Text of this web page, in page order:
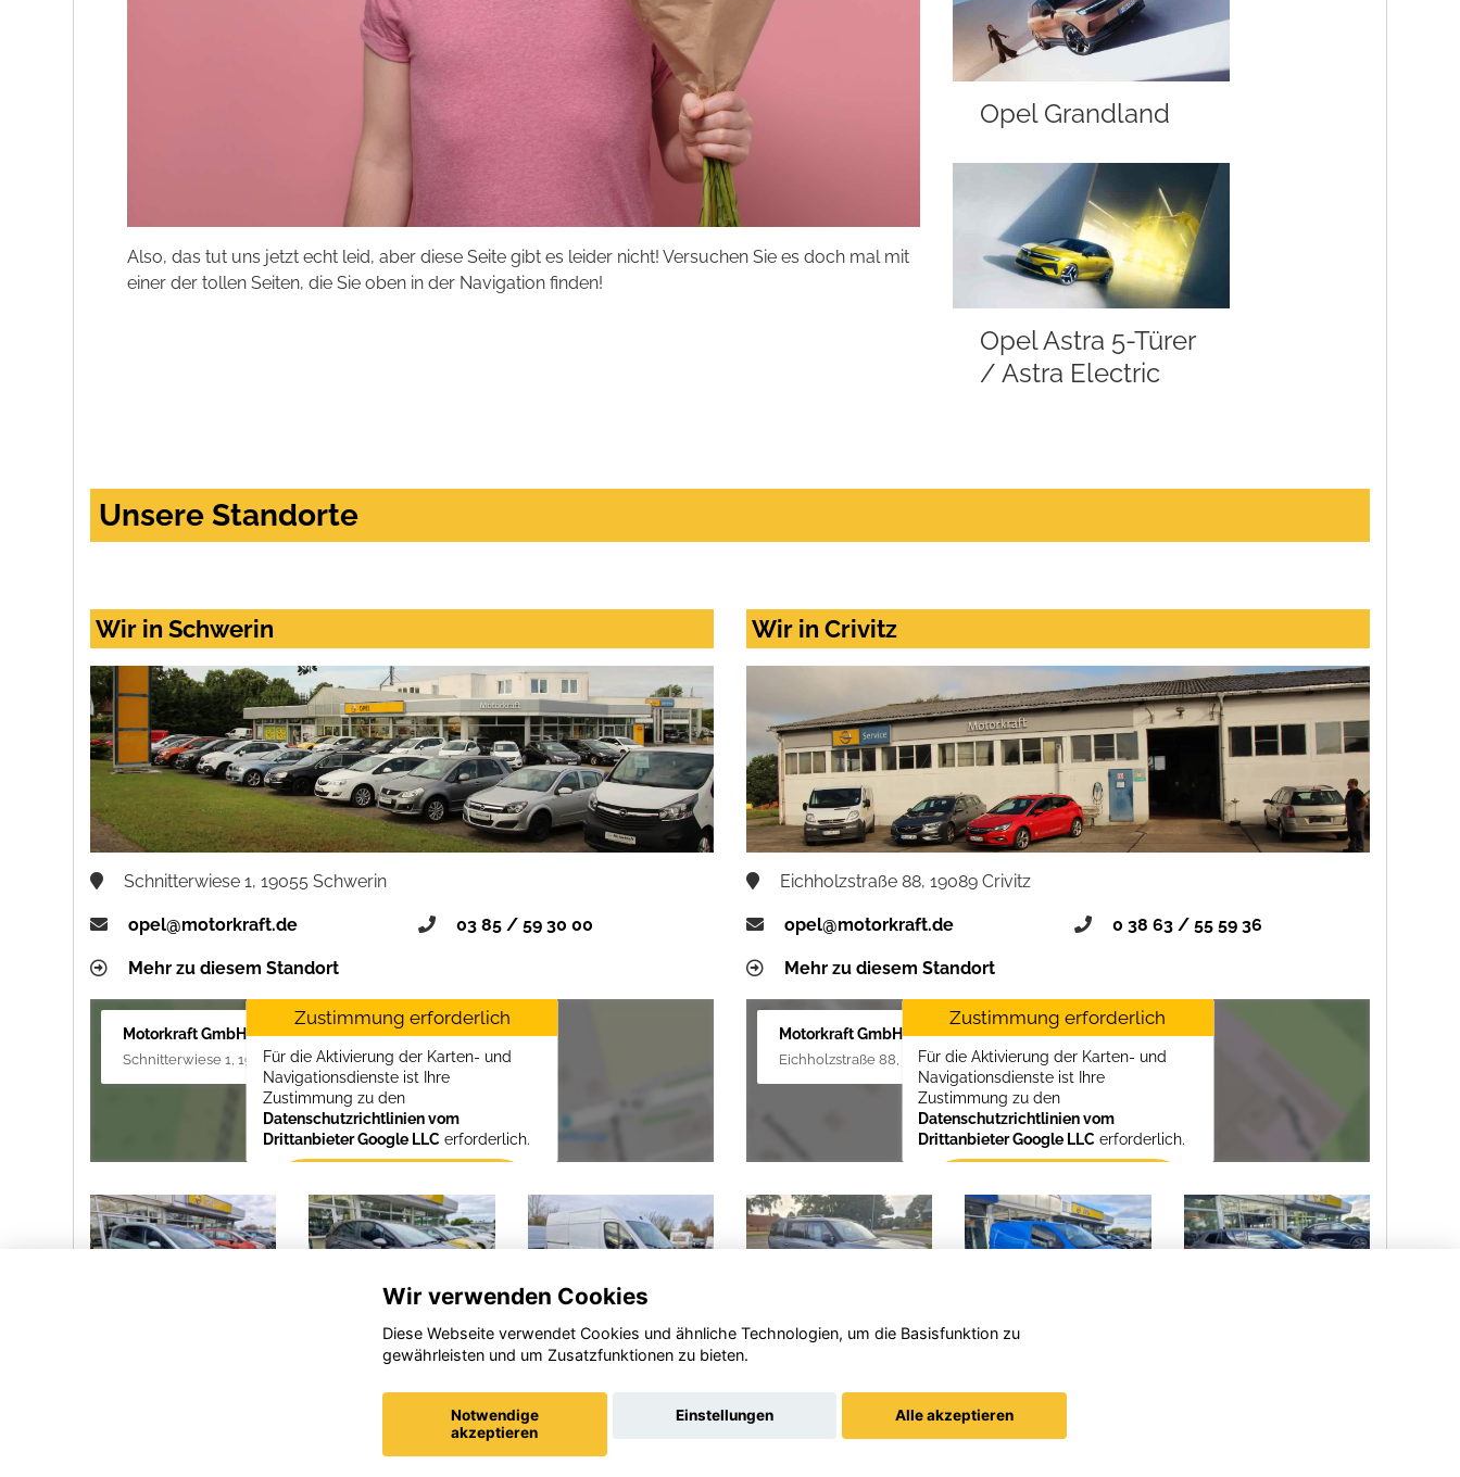
Also, das tut uns jetzt echt leid, aber diese Seite gibt es leider nicht! Versuchen Sie es doch mal mit
einer der tollen Seiten, die Sie oben in der Navigation finden!
Opel Grandland
Opel Astra 5-Türer
/ Astra Electric
Unsere Standorte
Wir in Schwerin
Schnitterwiese 1, 19055 Schwerin
opel@motorkraft.de 03 85 / 59 30 00
Mehr zu diesem Standort
Motorkraft GmbH
Schnitterwiese 1, 19055 Schwerin
Zustimmung erforderlich
Für die Aktivierung der Karten- und
Navigationsdienste ist Ihre
Zustimmung zu den
Datenschutzrichtlinien vom
Drittanbieter Google LLC erforderlich.
aktivieren
Wir in Crivitz
Eichholzstraße 88, 19089 Crivitz
opel@motorkraft.de 0 38 63 / 55 59 36
Mehr zu diesem Standort
Motorkraft GmbH
Eichholzstraße 88, 19089 Crivitz
Zustimmung erforderlich
Für die Aktivierung der Karten- und
Navigationsdienste ist Ihre
Zustimmung zu den
Datenschutzrichtlinien vom
Drittanbieter Google LLC erforderlich.
aktivieren
BAIC BJ30
Opel
Vivaro
Grandland
(X)
Wir verwenden Cookies
Diese Webseite verwendet Cookies und ähnliche Technologien, um die Basisfunktion zu
gewährleisten und um Zusatzfunktionen zu bieten.
Notwendige
akzeptieren
Einstellungen Alle akzeptieren